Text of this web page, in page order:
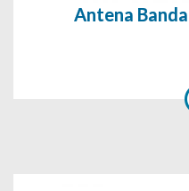
Antena